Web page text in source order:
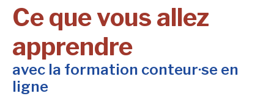
Ce que vous allez
apprendre
avec la formation conteur·se en
ligne